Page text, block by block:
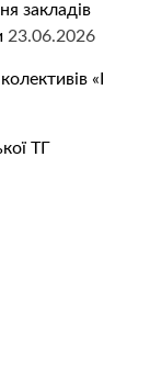
закладів
23.06.2026
«І
ТГ